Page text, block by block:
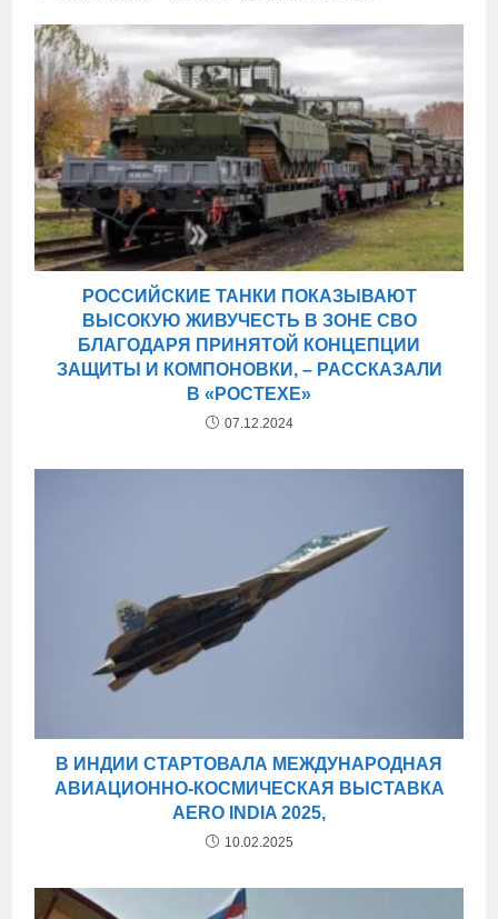
РОССИЙСКИЕ ТАНКИ ПОКАЗЫВАЮТ
ВЫСОКУЮ ЖИВУЧЕСТЬ В ЗОНЕ СВО
БЛАГОДАРЯ ПРИНЯТОЙ КОНЦЕПЦИИ
ЗАЩИТЫ И КОМПОНОВКИ, – РАССКАЗАЛИ
В «РОСТЕХЕ»
07.12.2024
В ИНДИИ СТАРТОВАЛА МЕЖДУНАРОДНАЯ
АВИАЦИОННО-КОСМИЧЕСКАЯ ВЫСТАВКА
AERO INDIA 2025,
10.02.2025